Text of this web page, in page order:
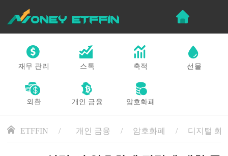
재무 관리 스톡 축적 선물
외환 개인 금융 암호화폐
ETFFIN 개인 금융 암호화폐 디지털 화